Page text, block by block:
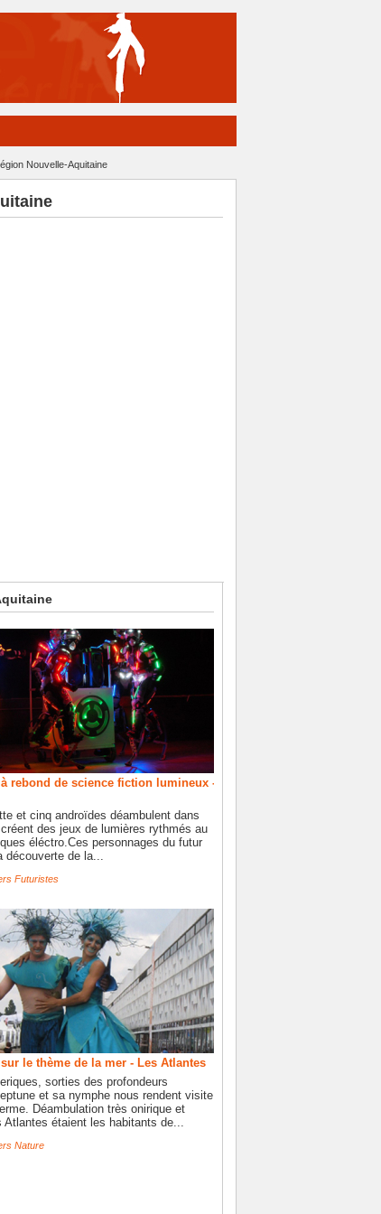
Nouvelle-Aquitaine
rebond de science fiction lumineux -
et cinq androïdes déambulent dans
des jeux de lumières rythmés au
éléctro.Ces personnages du futur
découverte de la...
Futuristes
le thème de la mer - Les Atlantes
sorties des profondeurs
et sa nymphe nous rendent visite
Déambulation très onirique et
Atlantes étaient les habitants de...
Nature